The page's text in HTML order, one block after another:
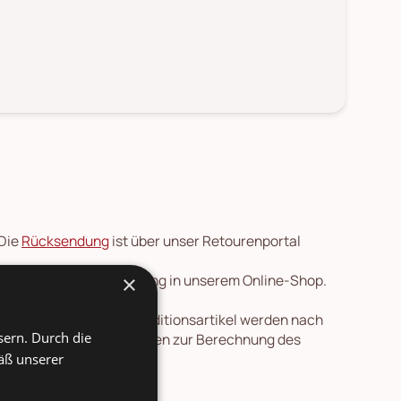
Rücksendungist über unser Retourenportal
der Preisherabsetzung in unserem Online-Shop.
Deutschland. Speditionsartikel werden nach
und Informationen zur Berechnung des
.
×
Durch die
unserer